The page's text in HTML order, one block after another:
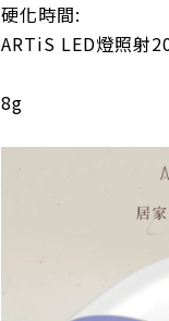
硬化時間:
ARTiS LED燈照射
8g